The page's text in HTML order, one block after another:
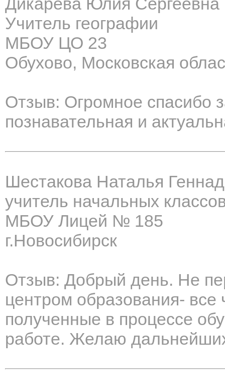
Учитель географии
МБОУ ЦО 23
Обухово, Московская
Отзыв: Огромное спасибо
познавательная и
Шестакова Наталья
учитель начальных
МБОУ Лицей № 185
г.Новосибирск
Отзыв: Добрый день. Не
центром образования- все
полученные в процессе
работе. Желаю